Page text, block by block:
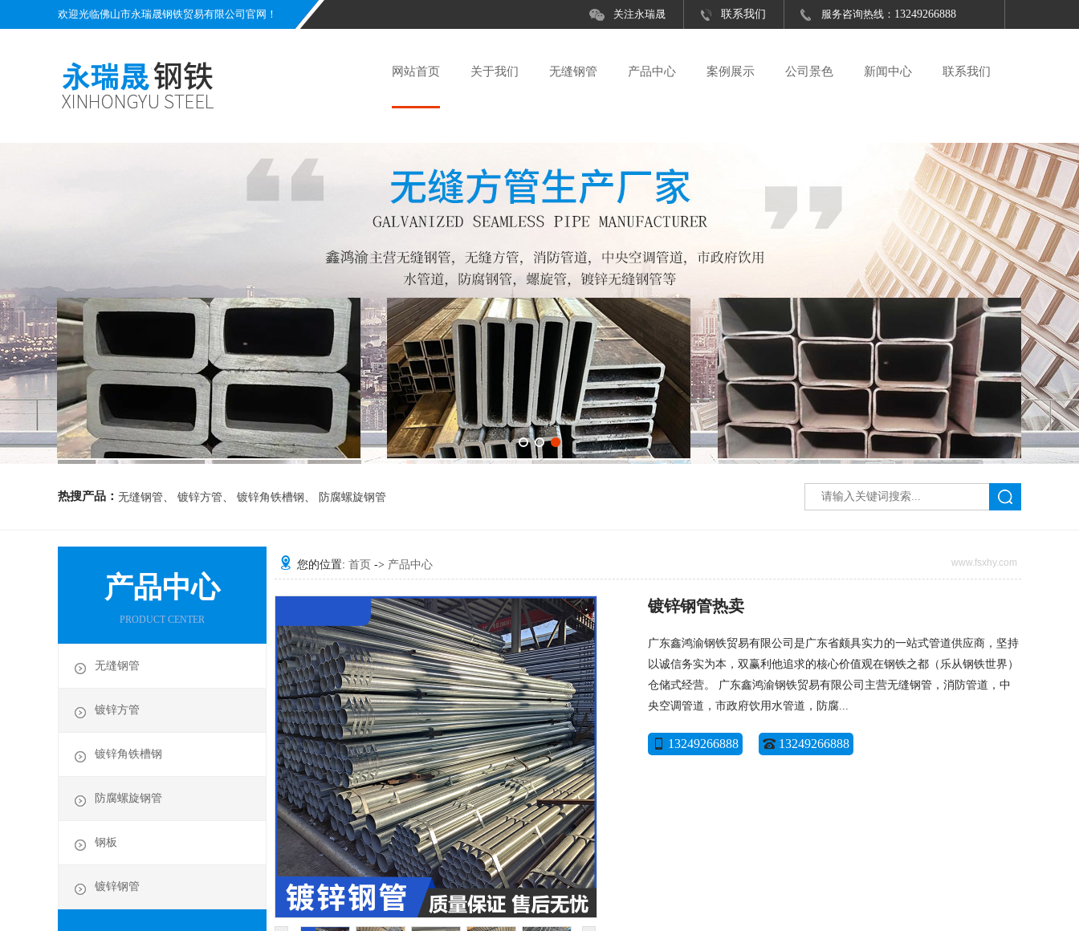
欢迎光临佛山市永瑞晟钢铁贸易有限公司官网！ 关注永瑞晟 联系我们 服务咨询热线： 13249266888
网站首页 关于我们 无缝钢管 产品中心 案例展示 公司景色 新闻中心 联系我们
热搜产品： 无缝钢管、 镀锌方管、 镀锌角铁槽钢 、 防腐螺旋钢管
产品中心
PRODUCT CENTER
无缝钢管
镀锌方管
镀锌角铁槽钢
防腐螺旋钢管
钢板
镀锌钢管
您的位置: 首页 -> 产品中心 www.fsxhy.com
镀锌钢管热卖
广东鑫鸿渝钢铁贸易有限公司是广东省颇具实力的一站式管道供应商，坚持
以诚信务实为本，双赢利他追求的核心价值观在钢铁之都（乐从钢铁世界）
仓储式经营。 广东鑫鸿渝钢铁贸易有限公司主营无缝钢管，消防管道，中
央空调管道，市政府饮用水管道，防腐...
13249266888 13249266888